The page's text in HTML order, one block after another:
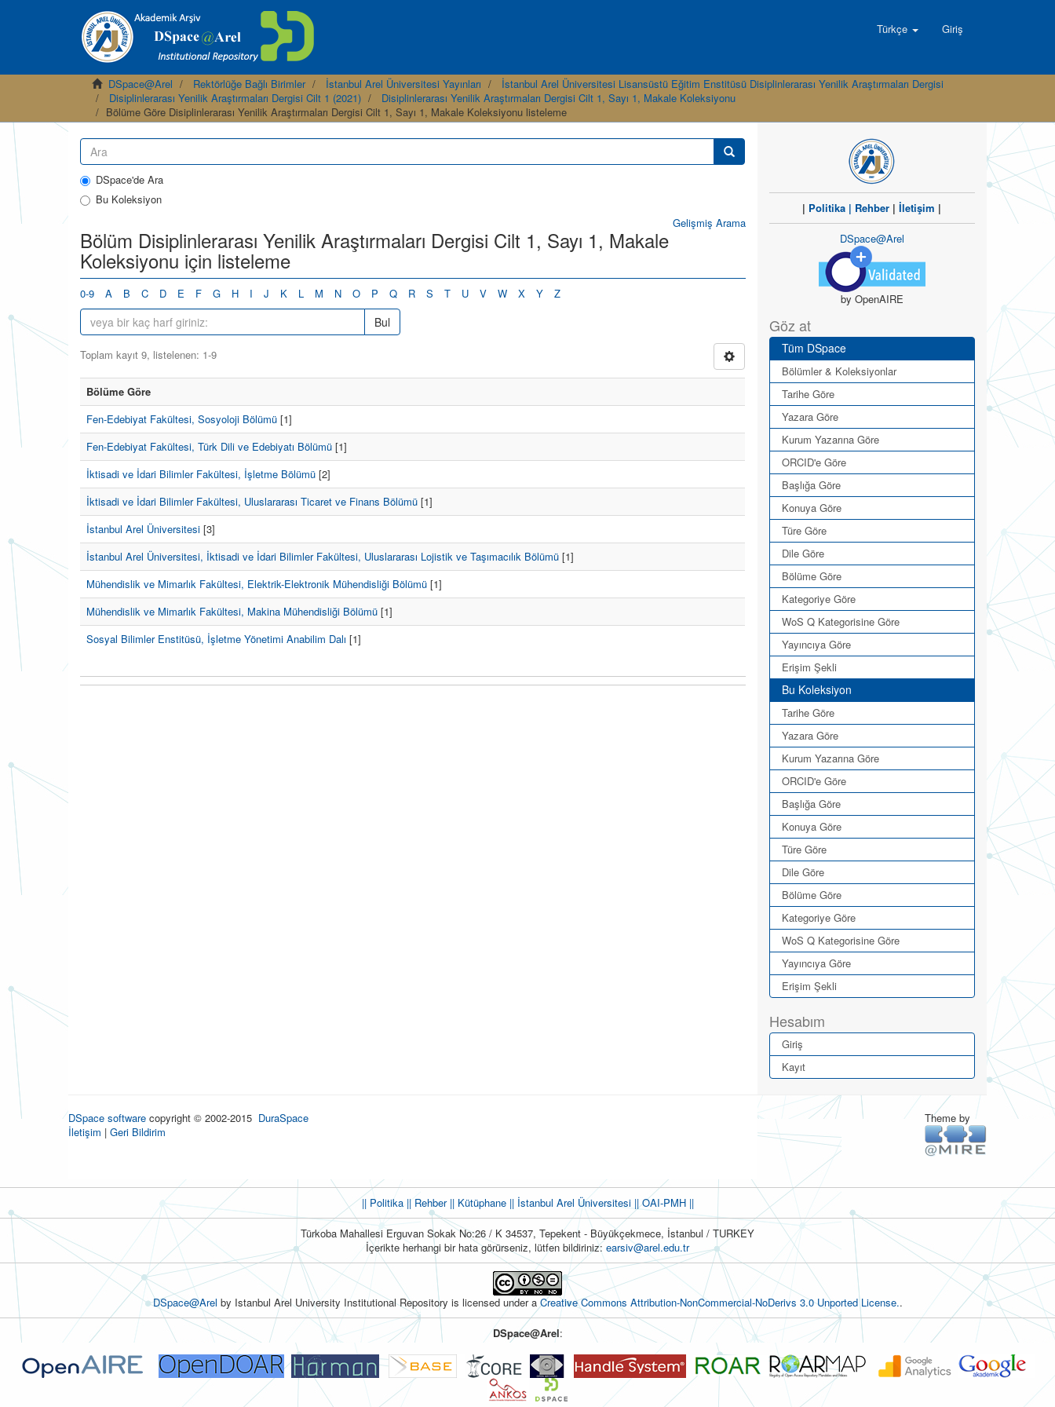
Türkçe Giriş
DSpace@Arel Rektörlüğe Bağlı Birimler İstanbul Arel Üniversitesi Yayınları
İstanbul Arel Üniversitesi Lisansüstü Eğitim Enstitüsü Disiplinlerarası Yenilik Araştırmaları Dergisi
Disiplinlerarası Yenilik Araştırmaları Dergisi Cilt 1 (2021)
Disiplinlerarası Yenilik Araştırmaları Dergisi Cilt 1, Sayı 1, Makale Koleksiyonu
Bölüme Göre Disiplinlerarası Yenilik Araştırmaları Dergisi Cilt 1, Sayı 1, Makale Koleksiyonu listeleme
DSpace'de Ara
Bu Koleksiyon
Gelişmiş Arama
Bölüm Disiplinlerarası Yenilik Araştırmaları Dergisi Cilt 1, Sayı 1, Makale
Koleksiyonu için listeleme
0-9 A B C D E F G H I J K L M N O P Q R S T U V W X Y Z
Bul
Toplam kayıt 9, listelenen: 1-9
Bölüme Göre
Fen-Edebiyat Fakültesi, Sosyoloji Bölümü [1]
Fen-Edebiyat Fakültesi, Türk Dili ve Edebiyatı Bölümü [1]
İktisadi ve İdari Bilimler Fakültesi, İşletme Bölümü [2]
İktisadi ve İdari Bilimler Fakültesi, Uluslararası Ticaret ve Finans Bölümü [1]
İstanbul Arel Üniversitesi [3]
İstanbul Arel Üniversitesi, İktisadi ve İdari Bilimler Fakültesi, Uluslararası Lojistik ve Taşımacılık Bölümü [1]
Mühendislik ve Mimarlık Fakültesi, Elektrik-Elektronik Mühendisliği Bölümü [1]
Mühendislik ve Mimarlık Fakültesi, Makina Mühendisliği Bölümü [1]
Sosyal Bilimler Enstitüsü, İşletme Yönetimi Anabilim Dalı [1]
| Politika | Rehber |İletişim |
DSpace@Arel
by OpenAIRE
Göz at
Tüm DSpace
Bölümler & Koleksiyonlar
Tarihe Göre
Yazara Göre
Kurum Yazarına Göre
ORCID'e Göre
Başlığa Göre
Konuya Göre
Türe Göre
Dile Göre
Bölüme Göre
Kategoriye Göre
WoS Q Kategorisine Göre
Yayıncıya Göre
Erişim Şekli
Bu Koleksiyon
Tarihe Göre
Yazara Göre
Kurum Yazarına Göre
ORCID'e Göre
Başlığa Göre
Konuya Göre
Türe Göre
Dile Göre
Bölüme Göre
Kategoriye Göre
WoS Q Kategorisine Göre
Yayıncıya Göre
Erişim Şekli
Hesabım
Giriş
Kayıt
DSpace software copyright © 2002-2015 DuraSpace
İletişim | Geri Bildirim
Theme by
|| Politika|| Rehber|| Kütüphane|| İstanbul Arel Üniversitesi ||OAI-PMH ||
Türkoba Mahallesi Erguvan Sokak No:26 / K 34537, Tepekent - Büyükçekmece, İstanbul / TURKEY
İçerikte herhangi bir hata görürseniz, lütfen bildiriniz: earsiv@arel.edu.tr
DSpace@Arel by Istanbul Arel University Institutional Repository is licensed under a Creative Commons Attribution-NonCommercial-NoDerivs 3.0 Unported License..
DSpace@Arel: